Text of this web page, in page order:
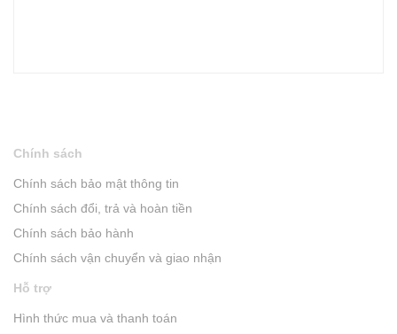
Chính sách
Chính sách bảo mật thông tin
Chính sách đổi, trả và hoàn tiền
Chính sách bảo hành
Chính sách vận chuyển và giao nhận
Hỗ trợ
Hình thức mua và thanh toán